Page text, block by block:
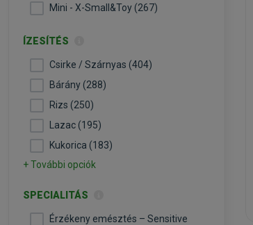
Mini - X-Small&Toy (267)
ÍZESÍTÉS
Csirke / Szárnyas (404)
Bárány (288)
Rizs (250)
Lazac (195)
Kukorica (183)
+ További opciók
SPECIALITÁS
Érzékeny emésztés – Sensitive